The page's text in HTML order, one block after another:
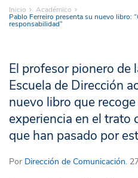
Inicio Académico
Pablo Ferreiro presenta su nuevo libro:
responsabilidad”
El profesor pionero de
Escuela de Dirección
nuevo libro que
experiencia en el trato
que han pasado por
Por Dirección de Comunicación.